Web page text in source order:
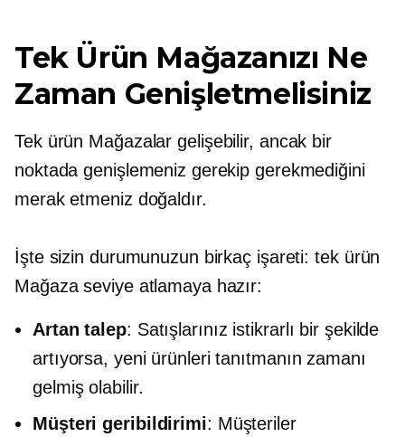
Tek Ürün Mağazanızı Ne
Zaman Genişletmelisiniz
Tek ürün Mağazalar gelişebilir, ancak bir
noktada genişlemeniz gerekip gerekmediğini
merak etmeniz doğaldır.
İşte sizin durumunuzun birkaç işareti:tek ürün
Mağaza seviye atlamaya hazır:
Artan talep: Satışlarınız istikrarlı bir şekilde
artıyorsa, yeni ürünleri tanıtmanın zamanı
gelmiş olabilir.
Müşteri geribildirimi: Müşteriler